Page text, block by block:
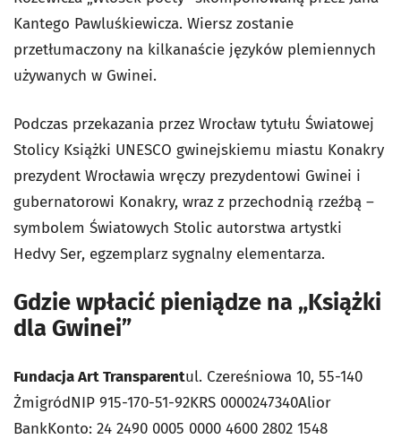
Kantego Pawluśkiewicza. Wiersz zostanie
przetłumaczony na kilkanaście języków plemiennych
używanych w Gwinei.
Podczas przekazania przez Wrocław tytułu Światowej
Stolicy Książki UNESCO gwinejskiemu miastu Konakry
prezydent Wrocławia wręczy prezydentowi Gwinei i
gubernatorowi Konakry, wraz z przechodnią rzeźbą –
symbolem Światowych Stolic autorstwa artystki
Hedvy Ser, egzemplarz sygnalny elementarza.
Gdzie wpłacić pieniądze na „Książki
dla Gwinei”
Fundacja Art Transparentul. Czereśniowa 10, 55-140
ŻmigródNIP 915-170-51-92KRS 0000247340Alior
BankKonto: 24 2490 0005 0000 4600 2802 1548